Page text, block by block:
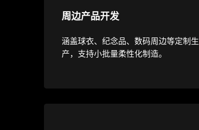
周边产品开发
涵盖球衣、纪念品、数码周边等定制生
产，支持小批量柔性化制造。